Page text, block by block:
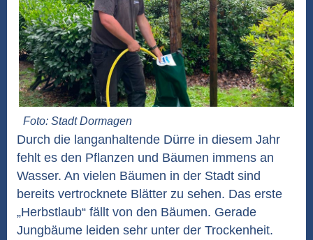
Foto: Stadt Dormagen
Durch die langanhaltende Dürre in diesem Jahr
fehlt es den Pflanzen und Bäumen immens an
Wasser. An vielen Bäumen in der Stadt sind
bereits vertrocknete Blätter zu sehen. Das erste
„Herbstlaub“ fällt von den Bäumen. Gerade
Jungbäume leiden sehr unter der Trockenheit.